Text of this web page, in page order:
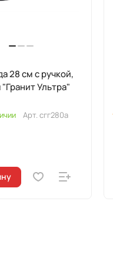
28 см с ручкой,
Ультра"
Арт. сгг280а